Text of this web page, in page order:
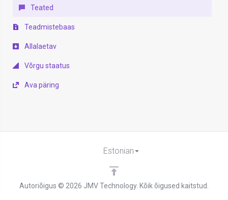
Teated
Teadmistebaas
Allalaetav
Võrgu staatus
Ava päring
Autoriõigus © 2026 JMV Technology. Kõik õigused kaitstud.
Estonian